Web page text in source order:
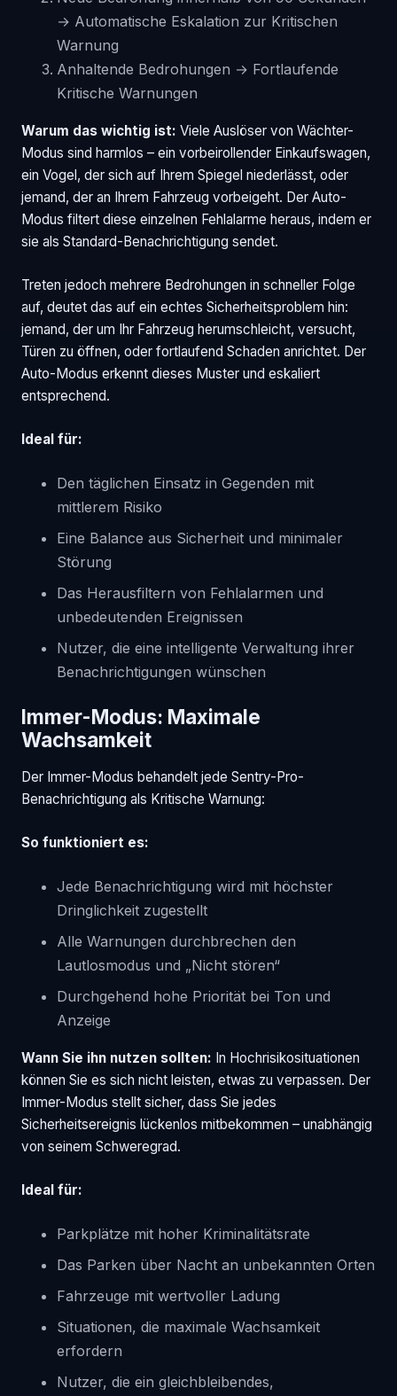
→ Automatische Eskalation zur Kritischen
Warnung
Anhaltende Bedrohungen → Fortlaufende
Kritische Warnungen
Warum das wichtig ist: Viele Auslöser von Wächter-
Modus sind harmlos – ein vorbeirollender Einkaufswagen,
ein Vogel, der sich auf Ihrem Spiegel niederlässt, oder
jemand, der an Ihrem Fahrzeug vorbeigeht. Der Auto-
Modus filtert diese einzelnen Fehlalarme heraus, indem er
sie als Standard-Benachrichtigung sendet.
Treten jedoch mehrere Bedrohungen in schneller Folge
auf, deutet das auf ein echtes Sicherheitsproblem hin:
jemand, der um Ihr Fahrzeug herumschleicht, versucht,
Türen zu öffnen, oder fortlaufend Schaden anrichtet. Der
Auto-Modus erkennt dieses Muster und eskaliert
entsprechend.
Ideal für:
Den täglichen Einsatz in Gegenden mit
mittlerem Risiko
Eine Balance aus Sicherheit und minimaler
Störung
Das Herausfiltern von Fehlalarmen und
unbedeutenden Ereignissen
Nutzer, die eine intelligente Verwaltung ihrer
Benachrichtigungen wünschen
Immer-Modus: Maximale
Wachsamkeit
Der Immer-Modus behandelt jede Sentry-Pro-
Benachrichtigung als Kritische Warnung:
So funktioniert es:
Jede Benachrichtigung wird mit höchster
Dringlichkeit zugestellt
Alle Warnungen durchbrechen den
Lautlosmodus und „Nicht stören“
Durchgehend hohe Priorität bei Ton und
Anzeige
Wann Sie ihn nutzen sollten: In Hochrisikosituationen
können Sie es sich nicht leisten, etwas zu verpassen. Der
Immer-Modus stellt sicher, dass Sie jedes
Sicherheitsereignis lückenlos mitbekommen – unabhängig
von seinem Schweregrad.
Ideal für:
Parkplätze mit hoher Kriminalitätsrate
Das Parken über Nacht an unbekannten Orten
Fahrzeuge mit wertvoller Ladung
Situationen, die maximale Wachsamkeit
erfordern
Nutzer, die ein gleichbleibendes,